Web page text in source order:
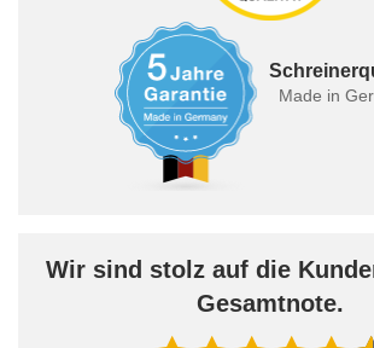
Made in
Wir sind stolz auf die
Gesamtnote.